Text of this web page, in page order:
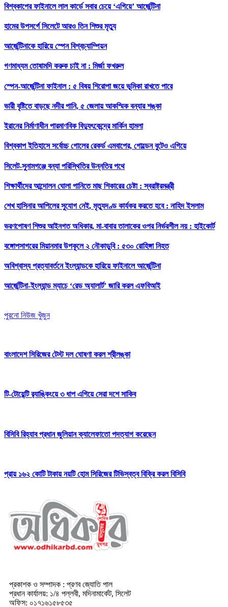
বিশ্বকাপের ফাইনালে লাল কার্ডে সবার চেয়ে ‘এগিয়ে’ আর্জেন্টিনা
হামের উপসর্গে সিলেটে আরও তিন শিশুর মৃত্যু
আর্জেন্টিনাকে হারিয়ে স্পেন বিশ্বচ্যাম্পিয়ন
গণমাধ্যম তোষামদি করুক চাই না : মির্জা ফখরুল
স্পেন-আর্জেন্টিনা ফাইনাল : ৫ বিষয় শিরোপা জয়ে ভূমিকা রাখতে পারে
ভারী বৃষ্টিতে বাড়ছে নদীর পানি, ৫ জেলায় আকস্মিক বন্যার শঙ্কা
ইরানের নির্মাণাধীন পারমাণবিক বিদ্যুৎকেন্দ্রে মার্কিন হামলা
বিশ্বকাপ ইতিহাসে সর্বোচ্চ গোলের রেকর্ড এমবাপের, গোল্ডেন বুটেও এগিয়ে
সিলেট-সুনামগঞ্জে বন্যা পরিস্থিতির উন্নতির পথে
শিক্ষার্থীদের আন্দোলন ঘোলা পানিতে মাছ শিকারের চেষ্টা : স্বরাষ্ট্রমন্ত্রী
শেখ হাসিনার আপিলের সুযোগ নেই, মৃত্যুদণ্ড কার্যকর করতে হবে : নাহিদ ইসলাম
ভরণপোষণ শিশুর আইনগত অধিকার, মা-বাবার তালাকের ওপর নির্ভরশীল নয় : হাইকোর্ট
বঙ্গোপসাগরের মিয়ানমার উপকূলে ২ নৌকাডুবি : ৫৩০ রোহিঙ্গা নিহত
অবিশ্বাস্য প্রত্যাবর্তনে ইংল্যান্ডকে হারিয়ে ফাইনালে আর্জেন্টিনা
আর্জেন্টিনা-ইংল্যান্ড ম্যাচে ‘রেড অ্যালার্ট’ জারি করল এফবিআই
পুরনো নিউজ খুঁজুন
বাংলাদেশ সিরিজের টেস্ট দল ঘোষণা করল শ্রীলঙ্কা
টি-টোয়েন্টি র‍্যাঙ্কিংয়ে ৩ ধাপ এগিয়ে সেরা দশে সাকিব
বিসিবি রিহ্যাব প্রধান জুলিয়ান ক্যালেফাতো পদত্যাগ করেছেন
প্রায় ১৬২ কোটি টাকায় নয়টি হোম সিরিজের টিভিস্বত্ব বিক্রি করল বিসিবি
প্রকাশক ও সম্পাদক : প্রণব জ্যোতি পাল
প্রধান কার্যালয়: ১/৪ পল্লবী, মদিনামার্কেট, সিলেট
অফিস: ০১৭১৬১৫৮৫৩৫